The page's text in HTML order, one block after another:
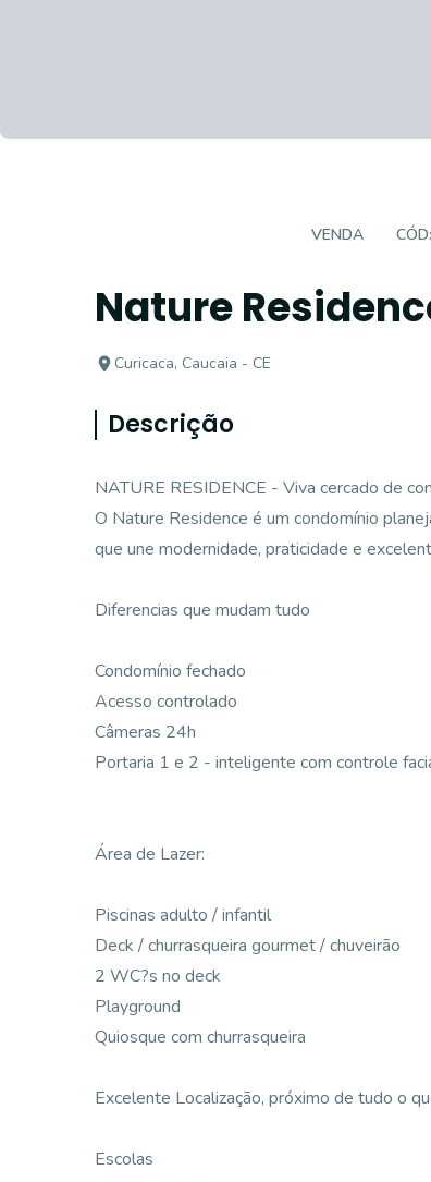
VENDA CÓD:
Nature
Curicaca, Caucaia - CE
Descrição
NATURE RESIDENCE - Viva cercado de
O Nature Residence é um condomínio
que une modernidade, praticidade e
Diferencias que mudam tudo
Condomínio fechado
Acesso controlado
Câmeras 24h
Portaria 1 e 2 - inteligente com controle
Área de Lazer:
Piscinas adulto / infantil
Deck / churrasqueira gourmet / chuveirão
2 WC?s no deck
Playground
Quiosque com churrasqueira
Excelente Localização, próximo de tudo o
Escolas